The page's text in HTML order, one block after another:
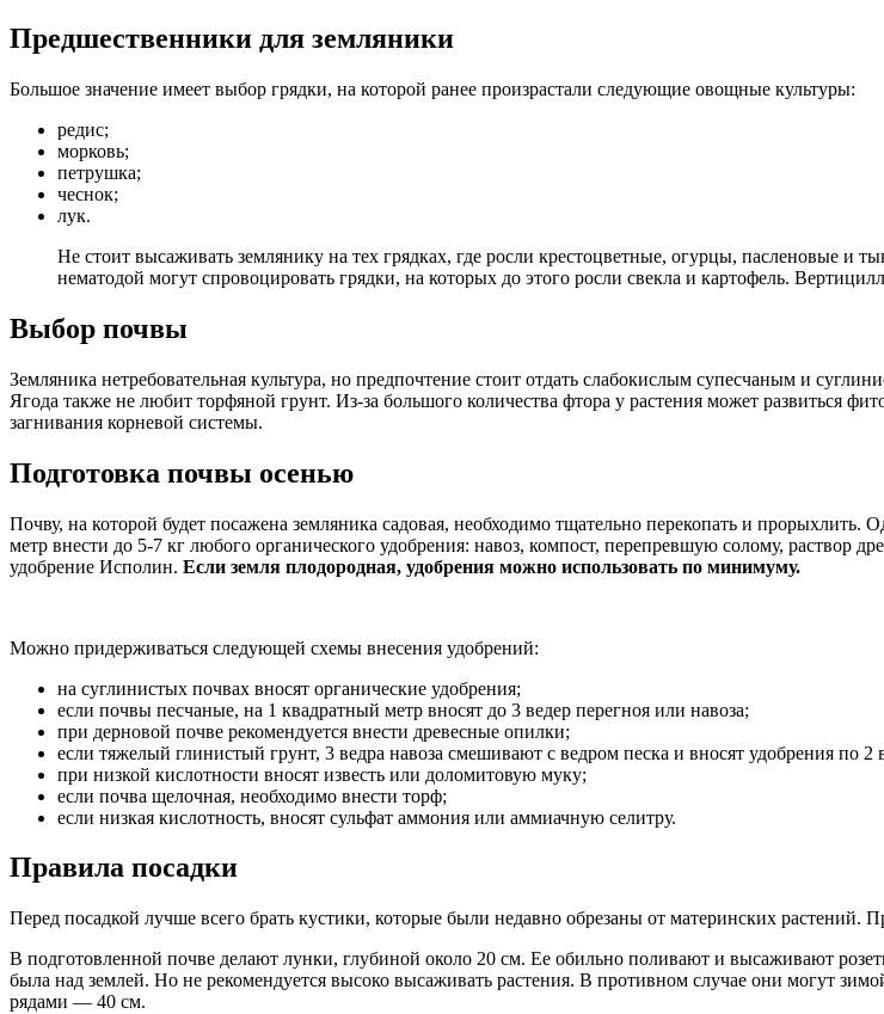
Предшественники для земляники
Большое значение имеет выбор грядки, на которой ранее произрастали следующие овощные культуры:
редис;
морковь;
петрушка;
чеснок;
лук.
Не стоит высаживать землянику на тех грядках, где росли крестоцветные, огурцы, пасленовые и
нематодой могут спровоцировать грядки, на которых до этого росли свекла и картофель.
Выбор почвы
Земляника нетребовательная культура, но предпочтение стоит отдать слабокислым супесчаным и
Ягода также не любит торфяной грунт. Из-за большого количества фтора у растения может развиться
загнивания корневой системы.
Подготовка почвы осенью
Почву, на которой будет посажена земляника садовая, необходимо тщательно перекопать и
метр внести до 5-7 кг любого органического удобрения: навоз, компост, перепревшую солому, раствор
удобрение Исполин. Если земля плодородная, удобрения можно использовать по минимуму.
Можно придерживаться следующей схемы внесения удобрений:
на суглинистых почвах вносят органические удобрения;
если почвы песчаные, на 1 квадратный метр вносят до 3 ведер перегноя или навоза;
при дерновой почве рекомендуется внести древесные опилки;
если тяжелый глинистый грунт, 3 ведра навоза смешивают с ведром песка и вносят удобрения по 2
при низкой кислотности вносят известь или доломитовую муку;
если почва щелочная, необходимо внести торф;
если низкая кислотность, вносят сульфат аммония или аммиачную селитру.
Правила посадки
Перед посадкой лучше всего брать кустики, которые были недавно обрезаны от материнских растений.
В подготовленной почве делают лунки, глубиной около 20 см. Ее обильно поливают и высаживают
была над землей. Но не рекомендуется высоко высаживать растения. В противном случае они могут
рядами — 40 см.